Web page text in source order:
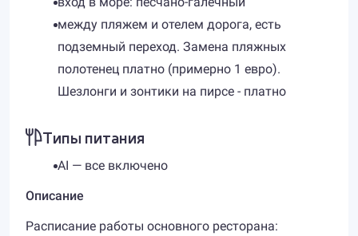
между пляжем и отелем дорога, есть
подземный переход. Замена пляжных
полотенец платно (примерно 1 евро).
Шезлонги и зонтики на пирсе - платно
Типы питания
AI — все включено
Описание
Расписание работы основного ресторана: